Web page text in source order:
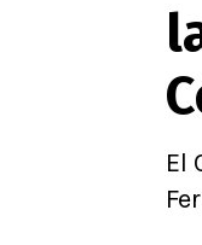
El